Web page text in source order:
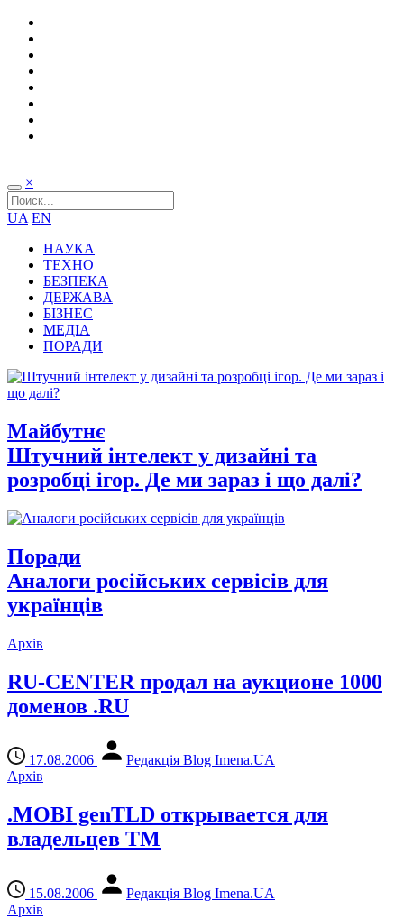
×
UA EN
НАУКА
ТЕХНО
БЕЗПЕКА
ДЕРЖАВА
БІЗНЕС
МЕДІА
ПОРАДИ
Майбутнє
Штучний інтелект у дизайні та
розробці ігор. Де ми зараз і що далі?
Поради
Аналоги російських сервісів для
українців
Архів
RU-CENTER продал на аукционе 1000
доменов .RU
17.08.2006
Редакція Blog Imena.UA
Архів
.MOBI genTLD открывается для
владельцев ТМ
15.08.2006
Редакція Blog Imena.UA
Архів